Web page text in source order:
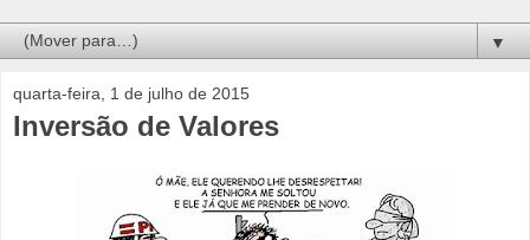
▼
quarta-feira, 1 de julho de 2015
Inversão de Valores